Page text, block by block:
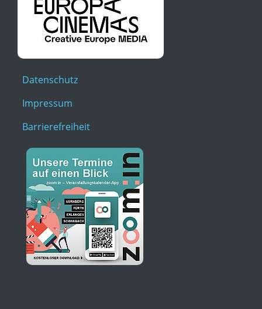
Datenschutz
Impressum
Barrierefreiheit